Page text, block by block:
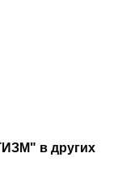
в других